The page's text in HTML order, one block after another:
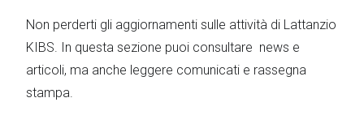
Non perderti gli aggiornamenti sulle attività di Lattanzio
KIBS. In questa sezione puoi consultare news e
articoli, ma anche leggere comunicati e rassegna
stampa.